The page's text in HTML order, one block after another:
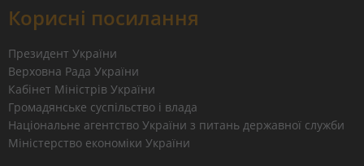
Корисні посилання
Президент України
Верховна Рада України
Кабінет Міністрів України
Громадянське суспільство і влада
Національне агентство України з питань державної служби
Міністерство економіки України